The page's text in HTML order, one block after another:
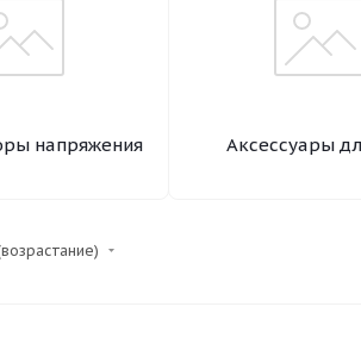
напряжения Аксессуары